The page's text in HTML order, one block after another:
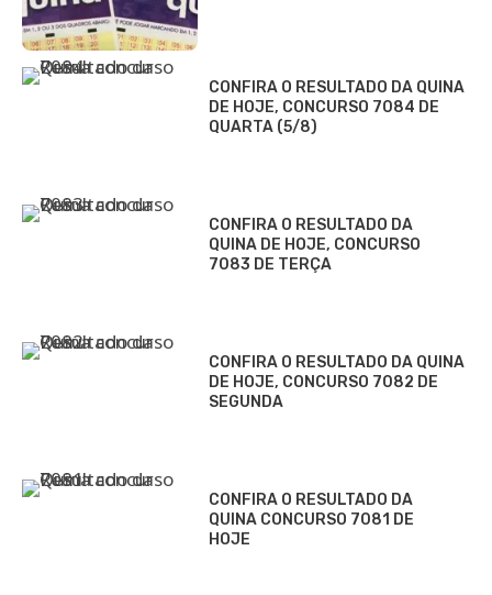
CONFIRA O RESULTADO DA QUINA
DE HOJE, CONCURSO 7084 DE
QUARTA (5/8)
CONFIRA O RESULTADO DA
QUINA DE HOJE, CONCURSO
7083 DE TERÇA
CONFIRA O RESULTADO DA QUINA
DE HOJE, CONCURSO 7082 DE
SEGUNDA
CONFIRA O RESULTADO DA
QUINA CONCURSO 7081 DE
HOJE